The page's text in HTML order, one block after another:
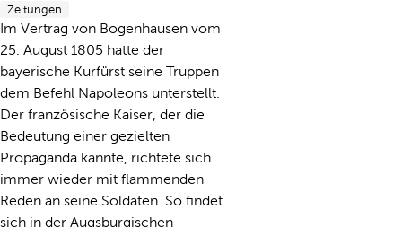
Zeitungen
Im Vertrag von Bogenhausen vom
25. August 1805 hatte der
bayerische Kurfürst seine Truppen
dem Befehl Napoleons unterstellt.
Der französische Kaiser, der die
Bedeutung einer gezielten
Propaganda kannte, richtete sich
immer wieder mit flammenden
Reden an seine Soldaten. So findet
sich in der Augsburgischen